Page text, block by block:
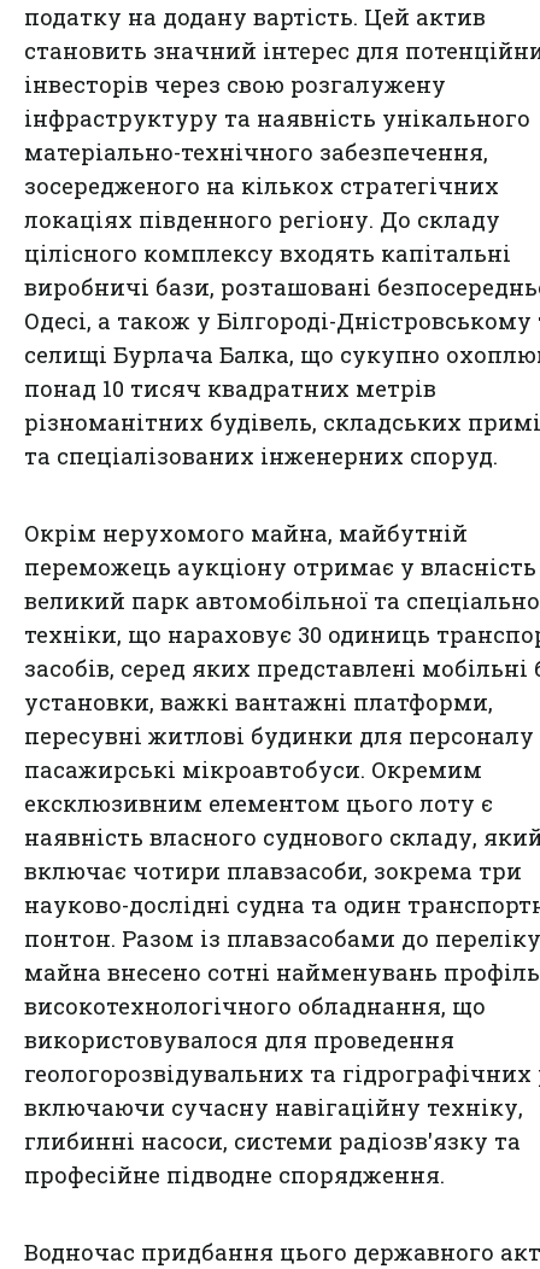
податку на додану вартість. Цей актив
становить значний інтерес для
інвесторів через свою розгалужену
інфраструктуру та наявність унікального
матеріально-технічного забезпечення,
зосередженого на кількох стратегічних
локаціях південного регіону. До складу
цілісного комплексу входять капітальні
виробничі бази, розташовані
Одесі, а також у Білгороді-Дністровському
селищі Бурлача Балка, що сукупно
понад 10 тисяч квадратних метрів
різноманітних будівель, складських
та спеціалізованих інженерних споруд.
Окрім нерухомого майна, майбутній
переможець аукціону отримає у власність
великий парк автомобільної та
техніки, що нараховує 30 одиниць
засобів, серед яких представлені мобільні
установки, важкі вантажні платформи,
пересувні житлові будинки для персоналу
пасажирські мікроавтобуси. Окремим
ексклюзивним елементом цього лоту є
наявність власного суднового складу,
включає чотири плавзасоби, зокрема три
науково-дослідні судна та один
понтон. Разом із плавзасобами до переліку
майна внесено сотні найменувань
високотехнологічного обладнання, що
використовувалося для проведення
геологорозвідувальних та гідрографічних
включаючи сучасну навігаційну техніку,
глибинні насоси, системи радіозв'язку та
професійне підводне спорядження.
Водночас придбання цього державного